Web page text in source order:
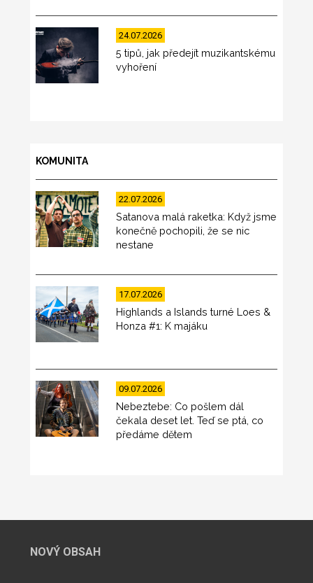
24.07.2026
5 tipů, jak předejít muzikantskému
vyhoření
KOMUNITA
22.07.2026
Satanova malá raketka: Když jsme
konečně pochopili, že se nic
nestane
17.07.2026
Highlands a Islands turné Loes &
Honza #1: K majáku
09.07.2026
Nebeztebe: Co pošlem dál
čekala deset let. Teď se ptá, co
předáme dětem
NOVÝ OBSAH